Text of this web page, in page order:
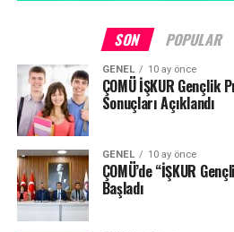
seçmeli çevrimiçi sınavlar,
projeler, Öğrenme Yönetim
kullanım analitikleri ve benzeri
kullanılabilmesine,
Yarıyıl sonu, tek ders, tez izleme,
sınavların ise ne zaman ve nasıl
yükseköğretim kurumlarının yetkili
belirlenmesine karar verilmiştir.”
SON POPULAR
GENEL 10 ay önce
ÇOMÜ İŞKUR Gençlik
Sonuçları Açıklandı
GENEL 10 ay önce
ÇOMÜ’de “İŞKUR
Başladı